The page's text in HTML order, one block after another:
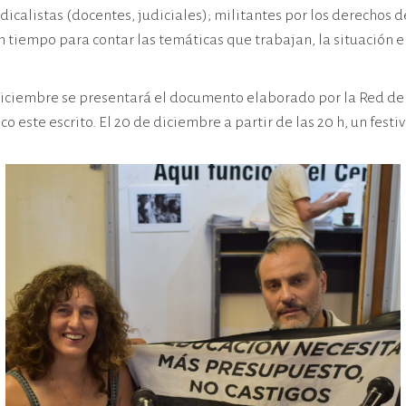
(docentes, judiciales); militantes por los derechos
para contar las temáticas que trabajan, la situación
se presentará el documento elaborado por la Red
este escrito. El 20 de diciembre a partir de las 20 h, un